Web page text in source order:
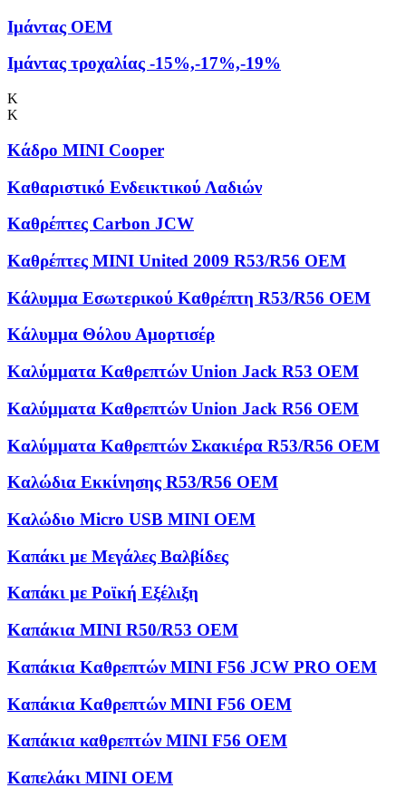
Ιμάντας OEM
Ιμάντας τροχαλίας -15%,-17%,-19%
Κ
Κ
Κάδρο MINI Cooper
Καθαριστικό Ενδεικτικού Λαδιών
Καθρέπτες Carbon JCW
Καθρέπτες MINI United 2009 R53/R56 OEM
Κάλυμμα Εσωτερικού Καθρέπτη R53/R56 OEM
Κάλυμμα Θόλου Αμορτισέρ
Καλύμματα Kαθρεπτών Union Jack R53 OEM
Καλύμματα Καθρεπτών Union Jack R56 OEM
Καλύμματα Καθρεπτών Σκακιέρα R53/R56 OEM
Καλώδια Εκκίνησης R53/R56 OEM
Καλώδιο Micro USB MINI OEM
Καπάκι με Μεγάλες Βαλβίδες
Καπάκι με Ροϊκή Εξέλιξη
Καπάκια MINI R50/R53 OEM
Καπάκια Καθρεπτών MINI F56 JCW PRO OEM
Καπάκια Καθρεπτών MINI F56 OEM
Καπάκια καθρεπτών MINI F56 OEM
Καπελάκι MINI OEM